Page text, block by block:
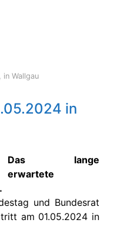
, in Wallgau
in
Das lange
erwartete
und Bundesrat
am 01.05.2024 in